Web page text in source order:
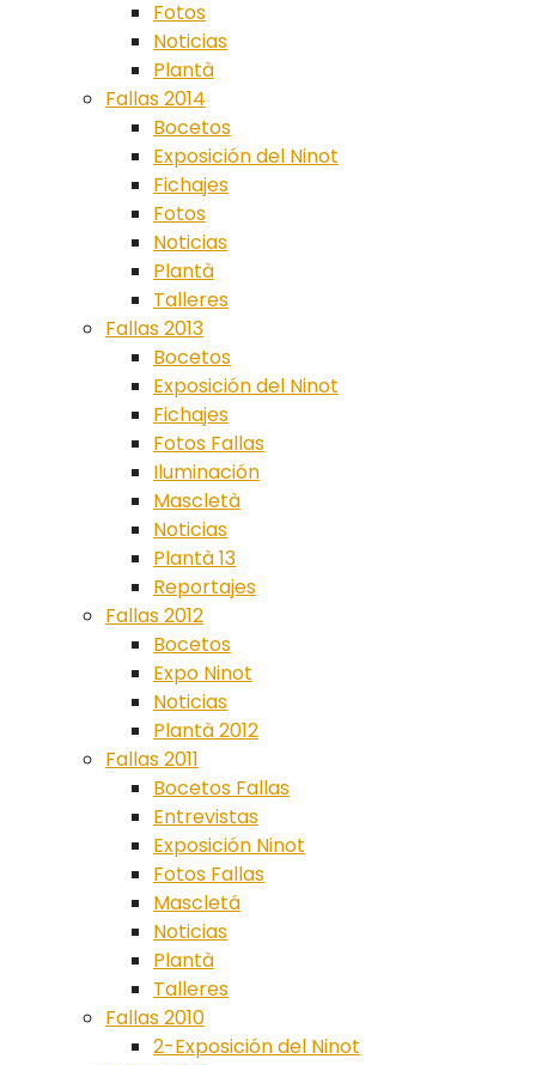
Fotos
Noticias
Plantà
Fallas 2014
Bocetos
Exposición del Ninot
Fichajes
Fotos
Noticias
Plantà
Talleres
Fallas 2013
Bocetos
Exposición del Ninot
Fichajes
Fotos Fallas
Iluminación
Mascletà
Noticias
Plantà 13
Reportajes
Fallas 2012
Bocetos
Expo Ninot
Noticias
Plantà 2012
Fallas 2011
Bocetos Fallas
Entrevistas
Exposición Ninot
Fotos Fallas
Mascletá
Noticias
Plantà
Talleres
Fallas 2010
2-Exposición del Ninot